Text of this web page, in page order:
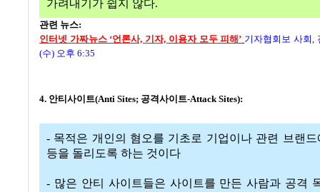
가려내기가 쉽지 않다.
관련 뉴스:
인터넷 가짜뉴스 ‘언론사, 기자, 이용자 모두 피해’ 기자협회보 사회,
(수) 오후 6:35
4. 안티사이트(Anti Sites; 공격사이트-Attack Sites):
- 목적은 개인의 혐오를 기초로 기업이나 관련 브랜드
등을 돌리도록 하는 것이다
- 많은 안티 사이트들은 사이트를 만든 사람과 공격